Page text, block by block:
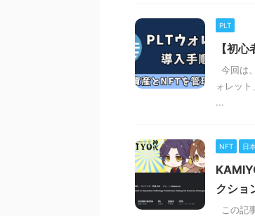
PLT
【初
今回は
ォレッ
...
NFT 日
クショ
この記